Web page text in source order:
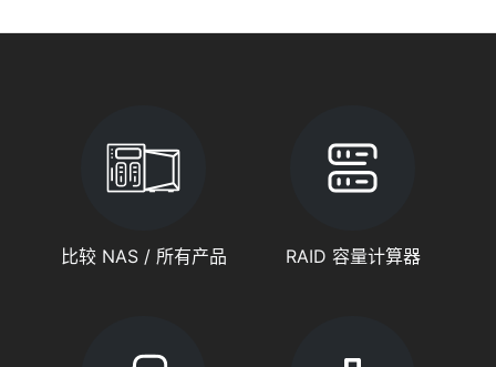
比较 NAS / 所有产品 RAID 容量计算器